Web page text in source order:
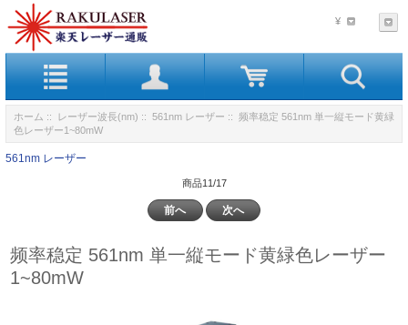
¥
ホーム :: レーザー波長(nm) :: 561nm レーザー :: 频率稳定 561nm 単一縦モード黄緑
色レーザー1~80mW
561nm レーザー
商品11/17
前へ 次へ
频率稳定 561nm 単一縦モード黄緑色レーザー
1~80mW